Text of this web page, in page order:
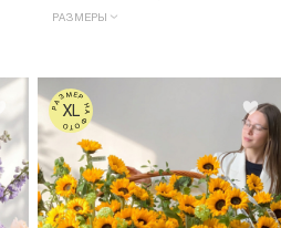
РАЗМЕРЫ
РАЗМЕР НА ФОТО
XL